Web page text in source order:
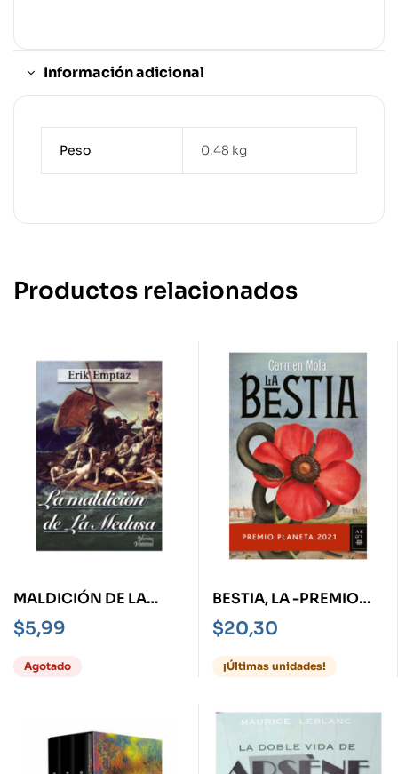
Información adicional
Peso 0,48 kg
Productos relacionados
MALDICIÓN DE LA
MEDUSA, LA
$5,99
Agotado
BESTIA, LA -PREMIO
PLANETA 2021-
$20,30
¡Últimas unidades!